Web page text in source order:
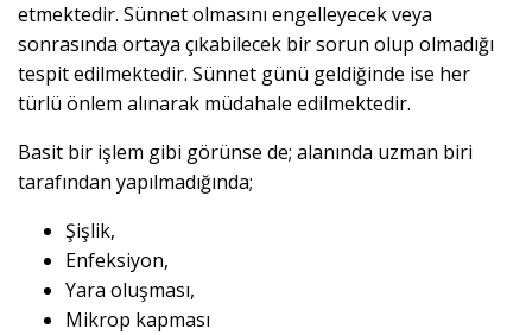
etmektedir. Sünnet olmasını engelleyecek veya
sonrasında ortaya çıkabilecek bir sorun olup olmadığı
tespit edilmektedir. Sünnet günü geldiğinde ise her
türlü önlem alınarak müdahale edilmektedir.
Basit bir işlem gibi görünse de; alanında uzman biri
tarafından yapılmadığında;
Şişlik,
Enfeksiyon,
Yara oluşması,
Mikrop kapması